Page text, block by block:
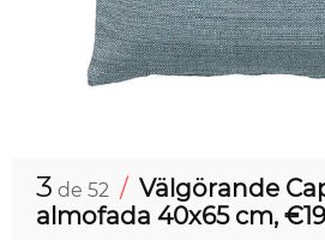
3 de 52 / Välgörande
almofada 40x65 cm,